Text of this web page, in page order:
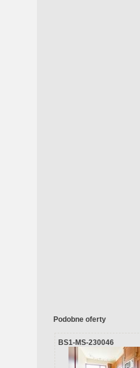
Podobne oferty
BS1-MS-230046